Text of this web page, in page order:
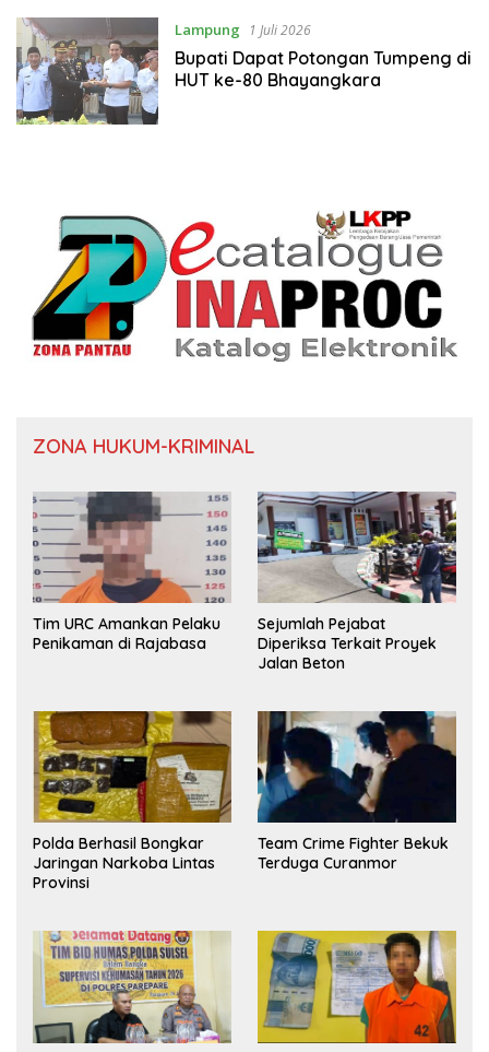
Lampung 1 Juli 2026
Bupati Dapat Potongan Tumpeng di
HUT ke-80 Bhayangkara
ZONA HUKUM-KRIMINAL
Tim URC Amankan Pelaku
Penikaman di Rajabasa
Sejumlah Pejabat
Diperiksa Terkait Proyek
Jalan Beton
Polda Berhasil Bongkar
Jaringan Narkoba Lintas
Provinsi
Team Crime Fighter Bekuk
Terduga Curanmor